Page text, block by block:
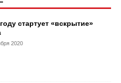
стартует «вскрытие»
2020